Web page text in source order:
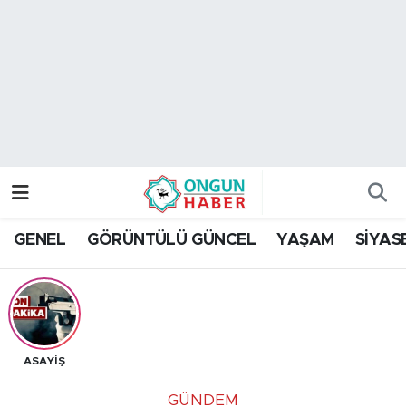
GENEL GÖRÜNTÜLÜ GÜNCEL YAŞAM
ASAYİŞ
GÜNDEM
Trafik Durumu
Tüm Manşetler
Son Dakika Haberleri